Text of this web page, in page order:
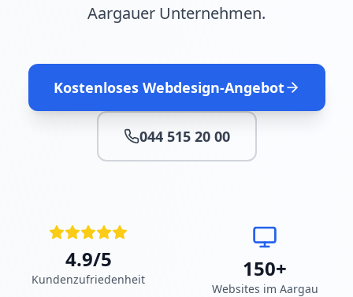
Aargauer Unternehmen.
Kostenloses Webdesign-Angebot
044 515 20 00
4.9/5
Kundenzufriedenheit 150+
Websites im Aargau